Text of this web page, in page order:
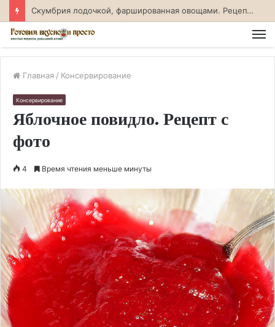
Скумбрия лодочкой, фаршированная овощами. Рецепт с фото
Главная / Консервирование
Консервирование
Яблочное повидло. Рецепт с
фото
4 Время чтения меньше минуты